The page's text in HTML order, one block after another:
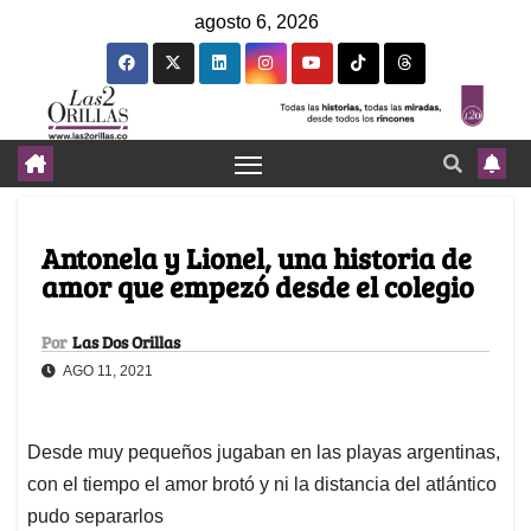
agosto 6, 2026
Antonela y Lionel, una historia de
amor que empezó desde el colegio
Por Las Dos Orillas
AGO 11, 2021
Desde muy pequeños jugaban en las playas argentinas,
con el tiempo el amor brotó y ni la distancia del atlántico
pudo separarlos